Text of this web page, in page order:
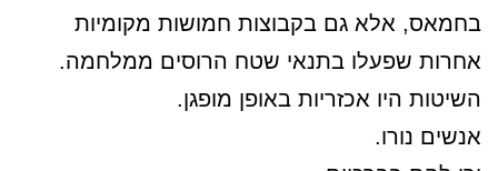
בחמאס, אלא גם בקבוצות חמושות מקומיות
אחרות שפעלו בתנאי שטח הרוסים ממלחמה.
השיטות היו אכזריות באופן מופגן.
אנשים נורו.